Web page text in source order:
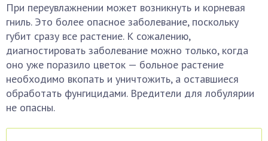
При переувлажнении может возникнуть и корневая
гниль. Это более опасное заболевание, поскольку
губит сразу все растение. К сожалению,
диагностировать заболевание можно только, когда
оно уже поразило цветок — больное растение
необходимо вкопать и уничтожить, а оставшиеся
обработать фунгицидами. Вредители для лобулярии
не опасны.